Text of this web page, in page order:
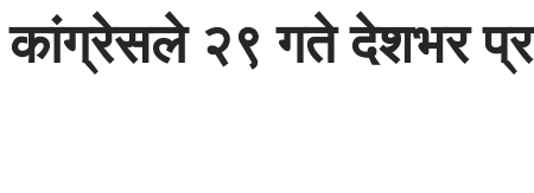
कांग्रेसले २९ गते देशभर